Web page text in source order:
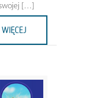
[…]
WIĘCEJ